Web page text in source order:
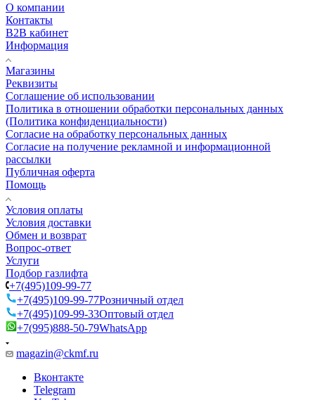
О компании
Контакты
B2B кабинет
Информация
Магазины
Реквизиты
Соглашение об использовании
Политика в отношении обработки персональных данных
(Политика конфиденциальности)
Согласие на обработку персональных данных
Согласие на получение рекламной и информационной
рассылки
Публичная оферта
Помощь
Условия оплаты
Условия доставки
Обмен и возврат
Вопрос-ответ
Услуги
Подбор газлифта
+7(495)109-99-77
+7(495)109-99-77Розничный отдел
+7(495)109-99-33Оптовый отдел
+7(995)888-50-79WhatsApp
magazin@ckmf.ru
Вконтакте
Telegram